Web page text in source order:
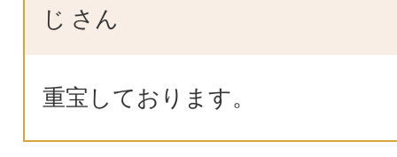
じ さん
重宝しております。